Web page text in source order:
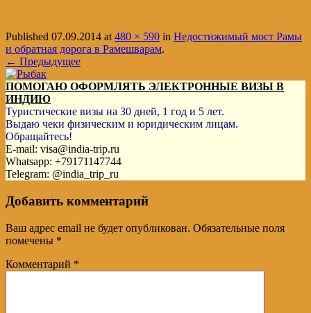
Published 07.09.2014 at480 × 590 in Недостижимый мост Рамы
и обратная дорога в Рамешварам.
← Предыдущее
ПОМОГАЮ ОФОРМЛЯТЬ ЭЛЕКТРОННЫЕ ВИЗЫ В
ИНДИЮ
Туристические визы на 30 дней, 1 год и 5 лет.
Выдаю чеки физическим и юридическим лицам.
Обращайтесь!
E-mail: visa@india-trip.ru
Whatsapp: +79171147744
Telegram: @india_trip_ru
Добавить комментарий
Ваш адрес email не будет опубликован. Обязательные поля
помечены *
Комментарий *